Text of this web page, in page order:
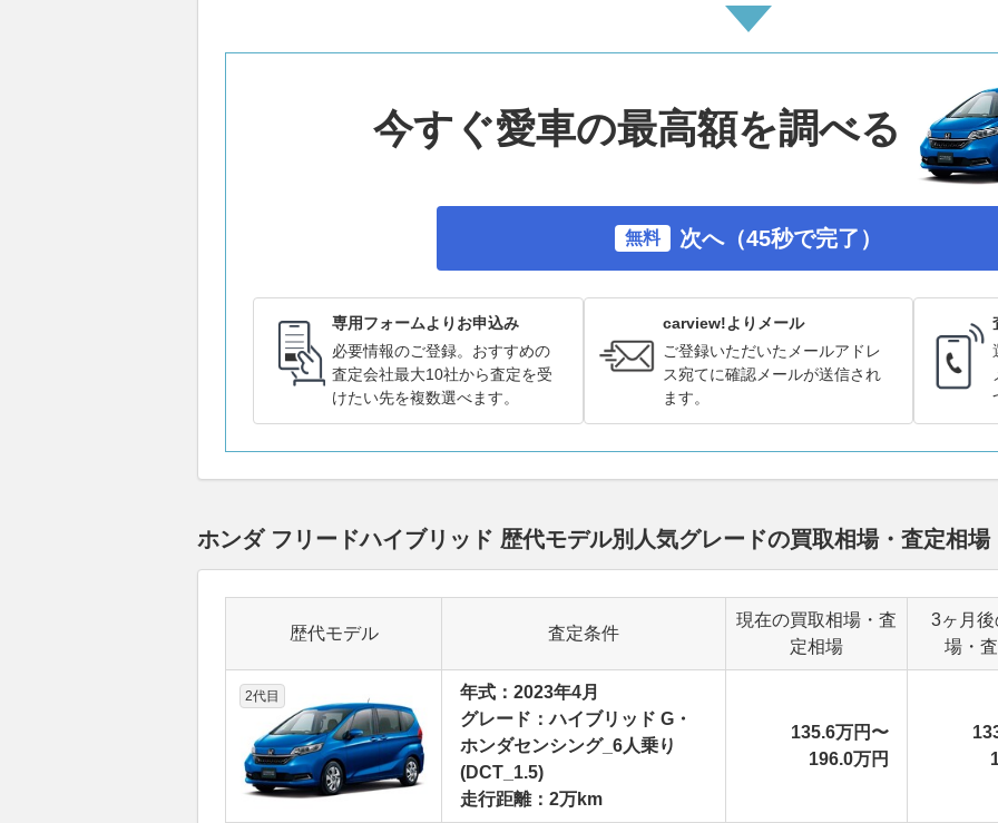
今すぐ愛車の最高額を調べる
無料 次へ（45秒で完了）
専用フォームよりお申込み
必要情報のご登録。おすすめの
査定会社最大10社から査定を受
けたい先を複数選べます。
carview!よりメール
ご登録いただいたメールアドレ
ス宛てに確認メールが送信され
ます。
ホンダ フリードハイブリッド 歴代モデル別人気グレードの買取相場・査定相場
歴代モデル 査定条件
現在の買取相場・査
定相場
3ヶ月
場・
2代目
年式：2023年4月
グレード：ハイブリッド G・
ホンダセンシング_6人乗り
(DCT_1.5)
走行距離：2万km
135.6万円〜
196.0万円